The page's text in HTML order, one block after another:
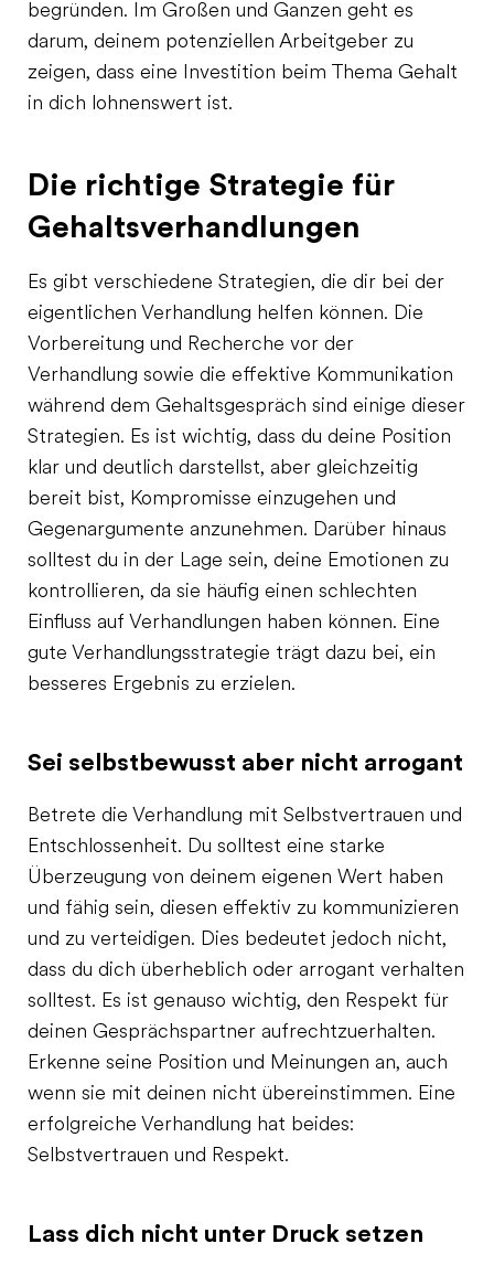
begründen. Im Großen und Ganzen geht es
darum, deinem potenziellen Arbeitgeber zu
zeigen, dass eine Investition beim Thema Gehalt
in dich lohnenswert ist.
Die richtige Strategie für
Gehaltsverhandlungen
Es gibt verschiedene Strategien, die dir bei der
eigentlichen Verhandlung helfen können. Die
Vorbereitung und Recherche vor der
Verhandlung sowie die effektive Kommunikation
während dem Gehaltsgespräch sind einige dieser
Strategien. Es ist wichtig, dass du deine Position
klar und deutlich darstellst, aber gleichzeitig
bereit bist, Kompromisse einzugehen und
Gegenargumente anzunehmen. Darüber hinaus
solltest du in der Lage sein, deine Emotionen zu
kontrollieren, da sie häufig einen schlechten
Einfluss auf Verhandlungen haben können. Eine
gute Verhandlungsstrategie trägt dazu bei, ein
besseres Ergebnis zu erzielen.
Sei selbstbewusst aber nicht arrogant
Betrete die Verhandlung mit Selbstvertrauen und
Entschlossenheit. Du solltest eine starke
Überzeugung von deinem eigenen Wert haben
und fähig sein, diesen effektiv zu kommunizieren
und zu verteidigen. Dies bedeutet jedoch nicht,
dass du dich überheblich oder arrogant verhalten
solltest. Es ist genauso wichtig, den Respekt für
deinen Gesprächspartner aufrechtzuerhalten.
Erkenne seine Position und Meinungen an, auch
wenn sie mit deinen nicht übereinstimmen. Eine
erfolgreiche Verhandlung hat beides:
Selbstvertrauen und Respekt.
Lass dich nicht unter Druck setzen